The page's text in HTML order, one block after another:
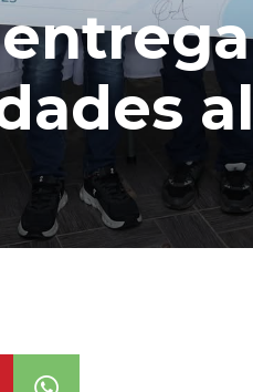
entrega